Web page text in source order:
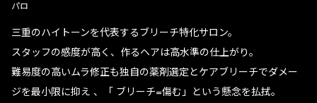
パロ
三重のハイトーンを代表するブリーチ特化サロン。
スタッフの感度が高く、作るヘアは高水準の仕上がり。
難易度の高いムラ修正も独自の薬剤選定とケアブリーチでダメー
ジを最小限に抑え 、「 ブリーチ=傷む」という懸念を払拭。